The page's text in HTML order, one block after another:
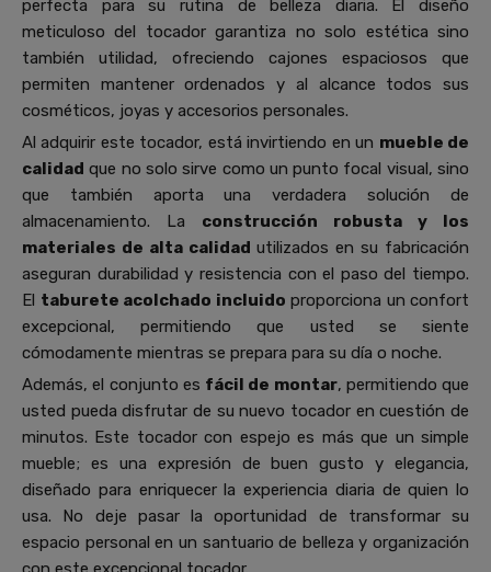
perfecta para su rutina de belleza diaria. El diseño
meticuloso del tocador garantiza no solo estética sino
también utilidad, ofreciendo cajones espaciosos que
permiten mantener ordenados y al alcance todos sus
cosméticos, joyas y accesorios personales.
Al adquirir este tocador, está invirtiendo en un mueble de
calidad que no solo sirve como un punto focal visual, sino
que también aporta una verdadera solución de
almacenamiento. La construcción robusta y los
materiales de alta calidad utilizados en su fabricación
aseguran durabilidad y resistencia con el paso del tiempo.
El taburete acolchado incluido proporciona un confort
excepcional, permitiendo que usted se siente
cómodamente mientras se prepara para su día o noche.
Además, el conjunto es fácil de montar, permitiendo que
usted pueda disfrutar de su nuevo tocador en cuestión de
minutos. Este tocador con espejo es más que un simple
mueble; es una expresión de buen gusto y elegancia,
diseñado para enriquecer la experiencia diaria de quien lo
usa. No deje pasar la oportunidad de transformar su
espacio personal en un santuario de belleza y organización